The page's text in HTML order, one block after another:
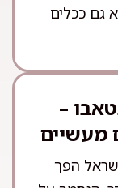
גם ככלים
–
מעשיים
הפך